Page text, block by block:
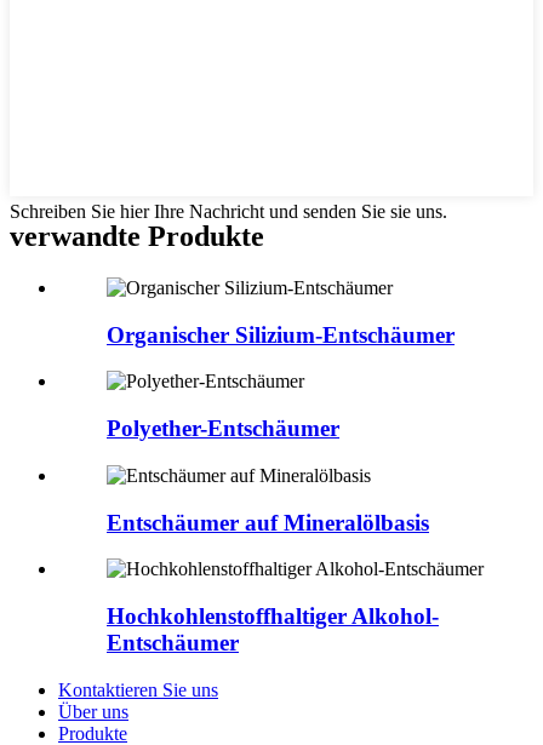
Schreiben Sie hier Ihre Nachricht und senden Sie sie uns.
verwandte Produkte
Organischer Silizium-Entschäumer
Polyether-Entschäumer
Entschäumer auf Mineralölbasis
Hochkohlenstoffhaltiger Alkohol-
Entschäumer
Kontaktieren Sie uns
Über uns
Produkte